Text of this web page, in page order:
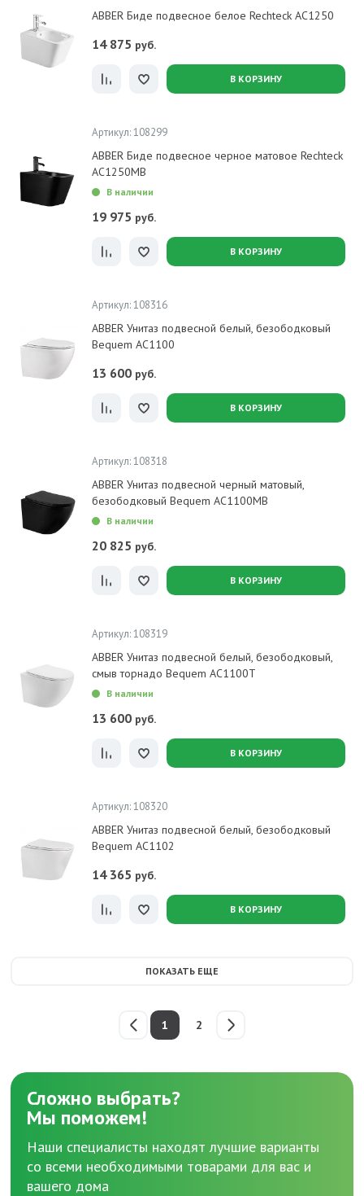
ABBER Биде подвесное белое Rechteck AC1250
14 875 руб.
В КОРЗИНУ
Артикул: 108299
ABBER Биде подвесное черное матовое Rechteck
AC1250MB
В наличии
19 975 руб.
В КОРЗИНУ
Артикул: 108316
ABBER Унитаз подвесной белый, безободковый
Bequem AC1100
13 600 руб.
В КОРЗИНУ
Артикул: 108318
ABBER Унитаз подвесной черный матовый,
безободковый Bequem AC1100MB
В наличии
20 825 руб.
В КОРЗИНУ
Артикул: 108319
ABBER Унитаз подвесной белый, безободковый,
смыв торнадо Bequem AC1100T
В наличии
13 600 руб.
В КОРЗИНУ
Артикул: 108320
ABBER Унитаз подвесной белый, безободковый
Bequem AC1102
14 365 руб.
В КОРЗИНУ
ПОКАЗАТЬ ЕЩЕ
1 2
Сложно выбрать?
Мы поможем!
Наши специалисты находят лучшие варианты
со всеми необходимыми товарами для вас и
вашего дома